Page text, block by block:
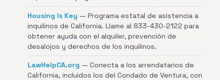
Housing Is Key — Programa estatal de asistencia a
inquilinos de California. Llame al 833-430-2122 para
obtener ayuda con el alquiler, prevención de
desalojos y derechos de los inquilinos.
LawHelpCA.org — Conecta a los arrendatarios de
California, incluidos los del Condado de Ventura, con